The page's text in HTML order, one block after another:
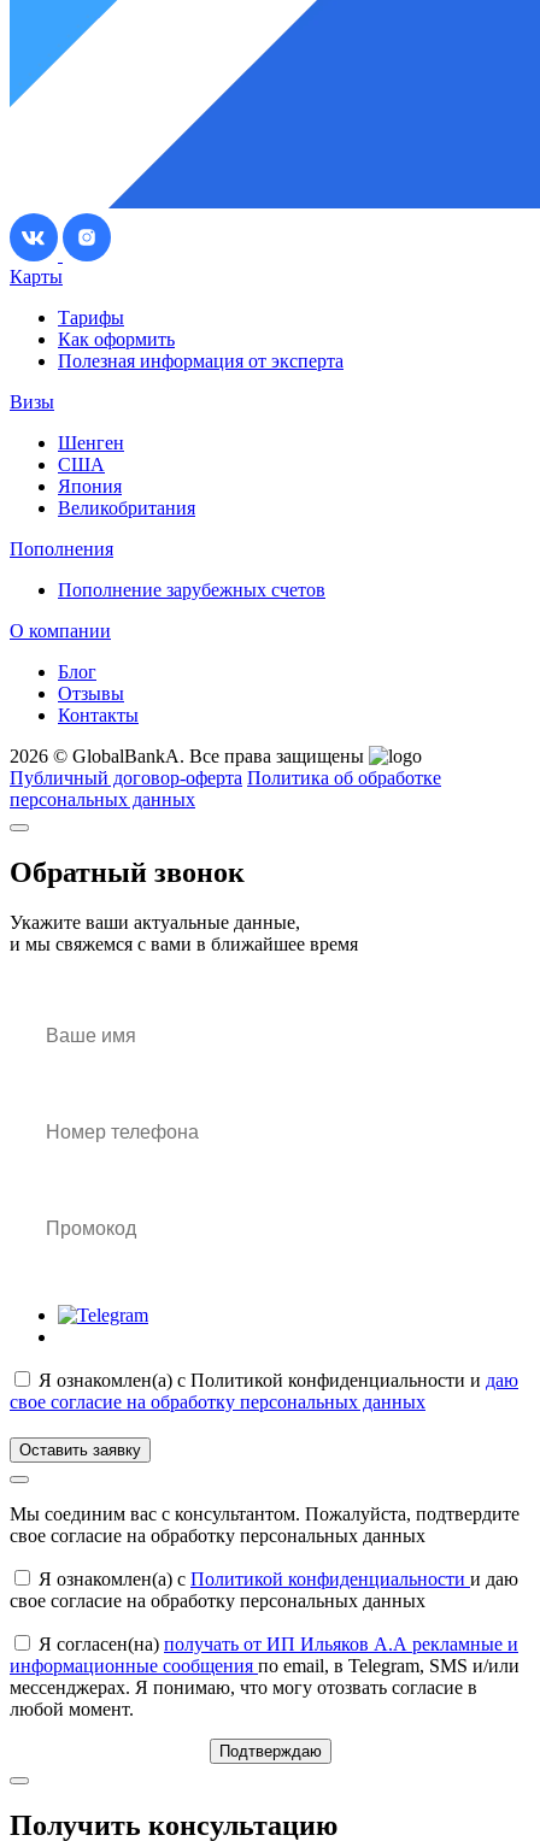
Карты
Тарифы
Как оформить
Полезная информация от эксперта
Визы
Шенген
США
Япония
Великобритания
Пополнения
Пополнение зарубежных счетов
О компании
Блог
Отзывы
Контакты
2026 © GlobalBankA. Все права защищены
Публичный договор-оферта Политика об обработке
персональных данных
Обратный звонок
Укажите ваши актуальные данные,
и мы свяжемся с вами в ближайшее время
Я ознакомлен(а) с Политикой конфиденциальности и даю
свое согласие на обработку персональных данных
Оставить заявку
Мы соединим вас с консультантом. Пожалуйста, подтвердите
свое согласие на обработку персональных данных
Я ознакомлен(а) с Политикой конфиденциальности и даю
свое согласие на обработку персональных данных
Я согласен(на) получать от ИП Ильяков А.А рекламные и
информационные сообщения по email, в Telegram, SMS и/или
мессенджерах. Я понимаю, что могу отозвать согласие в
любой момент.
Подтверждаю
Получить консультацию